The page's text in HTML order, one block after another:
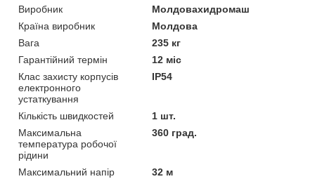
Виробник
Молдовахидромаш
Країна виробник
Молдова
Вага
235 кг
Гарантійний термін
12 міс
Клас захисту корпусів
електронного
устаткування
IP54
Кількість швидкостей
1 шт.
Максимальна
температура робочої
рідини
360 град.
Максимальний напір
32 м